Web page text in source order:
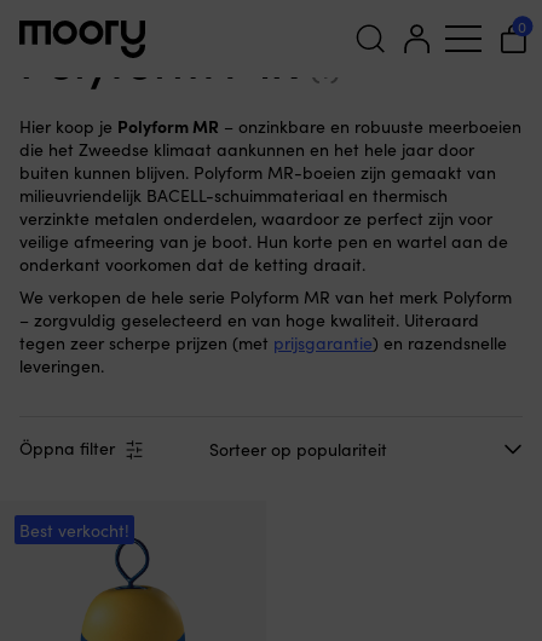
naar:
0
Polyform MR
Hier koop je Polyform MR – onzinkbare en robuuste meerboeien
die het Zweedse klimaat aankunnen en het hele jaar door
buiten kunnen blijven. Polyform MR-boeien zijn gemaakt van
milieuvriendelijk BACELL-schuimmateriaal en thermisch
verzinkte metalen onderdelen, waardoor ze perfect zijn voor
veilige afmeering van je boot. Hun korte pen en wartel aan de
onderkant voorkomen dat de ketting draait.
We verkopen de hele serie Polyform MR van het merk Polyform
– zorgvuldig geselecteerd en van hoge kwaliteit. Uiteraard
tegen zeer scherpe prijzen (met prijsgarantie) en razendsnelle
leveringen.
Öppna filter
Best verkocht!